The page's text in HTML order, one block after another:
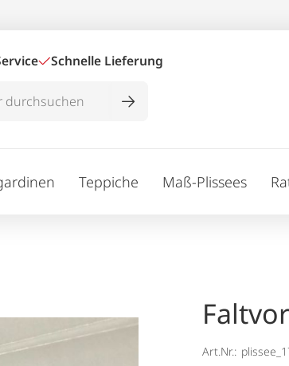
Schnelle Lieferung
Teppiche Maß-Plissees
Art.Nr.: